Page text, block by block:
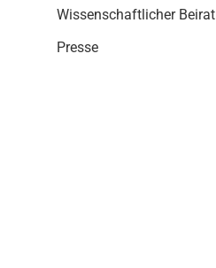
Wissenschaftlicher Beirat
Presse